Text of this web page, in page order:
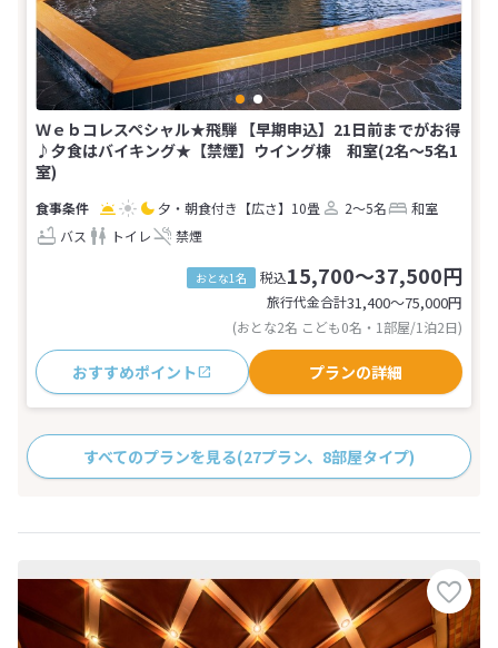
Ｗｅｂコレスペシャル★飛騨 【早期申込】21日前までがお得
♪夕食はバイキング★【禁煙】ウイング棟 和室(2名～5名1
室)
夕・朝食付き 【広さ】10畳 2～5名
和室
バス
トイレ 禁煙
おとな1名 税込15,700～37,500円
旅行代金合計31,400〜75,000円
(おとな2名 こども0名・1部屋/1泊2日)
おすすめポイント プランの詳細
すべてのプランを見る(27プラン、8部屋タイプ)